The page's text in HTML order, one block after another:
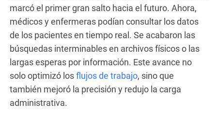
marcó el primer gran salto hacia el futuro. Ahora,
médicos y enfermeras podían consultar los datos
de los pacientes en tiempo real. Se acabaron las
búsquedas interminables en archivos físicos o las
largas esperas por información. Este avance no
solo optimizó losflujos de trabajo, sino que
también mejoró la precisión y redujo la carga
administrativa.